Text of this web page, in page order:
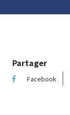
Partager
Facebook